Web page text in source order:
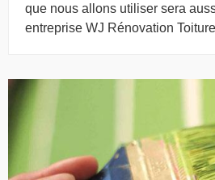
que nous allons utiliser sera
entreprise WJ Rénovation